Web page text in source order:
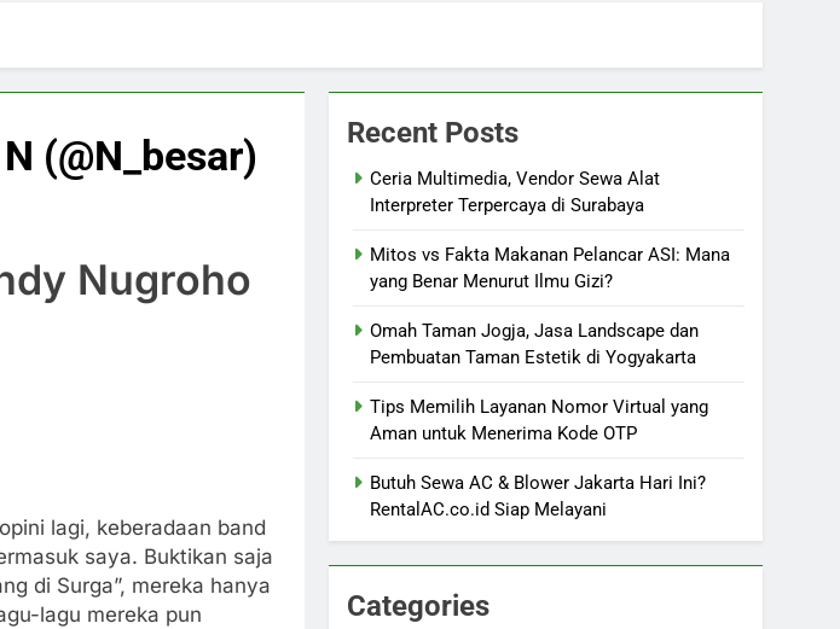
(@N_besar)
Nugroho
lagi, keberadaan band
saya. Buktikan saja
di Surga”, mereka hanya
lagu mereka pun
Recent Posts
Ceria Multimedia, Vendor Sewa Alat
Interpreter Terpercaya di Surabaya
Mitos vs Fakta Makanan Pelancar ASI: Mana
yang Benar Menurut Ilmu Gizi?
Omah Taman Jogja, Jasa Landscape dan
Pembuatan Taman Estetik di Yogyakarta
Tips Memilih Layanan Nomor Virtual yang
Aman untuk Menerima Kode OTP
Butuh Sewa AC & Blower Jakarta Hari Ini?
RentalAC.co.id Siap Melayani
Categories